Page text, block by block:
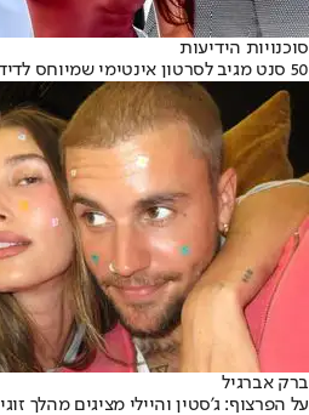
סוכנויות הידיעות
50 סנט מגיב לסרטון אינטימי שמיוחס לדידי
ברק אברגיל
על הפרצוף: ג'סטין והיילי מציגים מהלך זוגי